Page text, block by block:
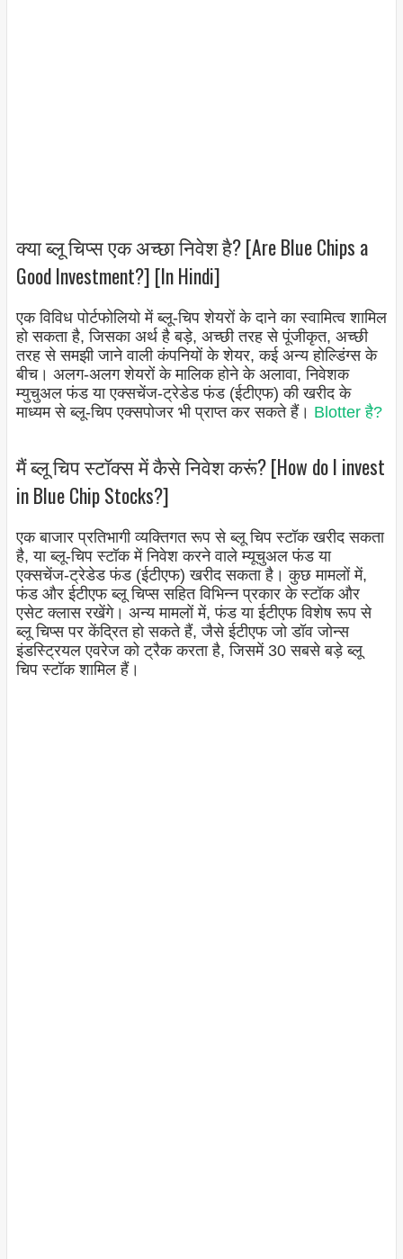
क्या ब्लू चिप्स एक अच्छा निवेश है? [Are Blue Chips a
Good Investment?] [In Hindi]
एक विविध पोर्टफोलियो में ब्लू-चिप शेयरों के दाने का स्वामित्व शामिल
हो सकता है, जिसका अर्थ है बड़े, अच्छी तरह से पूंजीकृत, अच्छी
तरह से समझी जाने वाली कंपनियों के शेयर, कई अन्य होल्डिंग्स के
बीच। अलग-अलग शेयरों के मालिक होने के अलावा, निवेशक
म्युचुअल फंड या एक्सचेंज-ट्रेडेड फंड (ईटीएफ) की खरीद के
माध्यम से ब्लू-चिप एक्सपोजर भी प्राप्त कर सकते हैं। Blotter है?
मैं ब्लू चिप स्टॉक्स में कैसे निवेश करूं? [How do I invest
in Blue Chip Stocks?]
एक बाजार प्रतिभागी व्यक्तिगत रूप से ब्लू चिप स्टॉक खरीद सकता
है, या ब्लू-चिप स्टॉक में निवेश करने वाले म्यूचुअल फंड या
एक्सचेंज-ट्रेडेड फंड (ईटीएफ) खरीद सकता है। कुछ मामलों में,
फंड और ईटीएफ ब्लू चिप्स सहित विभिन्न प्रकार के स्टॉक और
एसेट क्लास रखेंगे। अन्य मामलों में, फंड या ईटीएफ विशेष रूप से
ब्लू चिप्स पर केंद्रित हो सकते हैं, जैसे ईटीएफ जो डॉव जोन्स
इंडस्ट्रियल एवरेज को ट्रैक करता है, जिसमें 30 सबसे बड़े ब्लू
चिप स्टॉक शामिल हैं।